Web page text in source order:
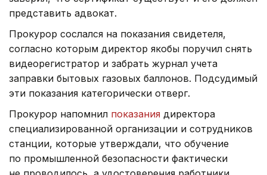
представить адвокат.
Прокурор сослался на показания свидетеля,
согласно которым директор якобы поручил снять
видеорегистратор и забрать журнал учета
заправки бытовых газовых баллонов. Подсудимый
эти показания категорически отверг.
Прокурор напомнил показания директора
специализированной организации и сотрудников
станции, которые утверждали, что обучение
по промышленной безопасности фактически